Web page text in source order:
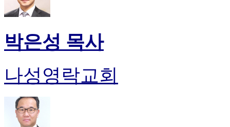
박은성 목사
나성영락교회